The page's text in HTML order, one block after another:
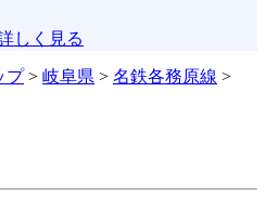
しく見る
プ> 岐阜県 > 名鉄各務原線 >